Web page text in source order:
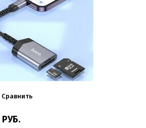
Сравнить
РУБ.